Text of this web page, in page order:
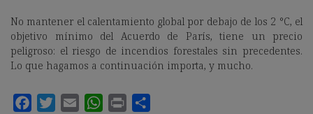
No mantener el calentamiento global por debajo de los 2 °C, el
objetivo mínimo del Acuerdo de París, tiene un precio
peligroso: el riesgo de incendios forestales sin precedentes.
Lo que hagamos a continuación importa, y mucho.